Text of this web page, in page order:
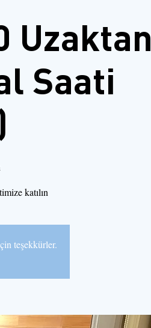
Uzaktan
Saati
katılın
teşekkürler.